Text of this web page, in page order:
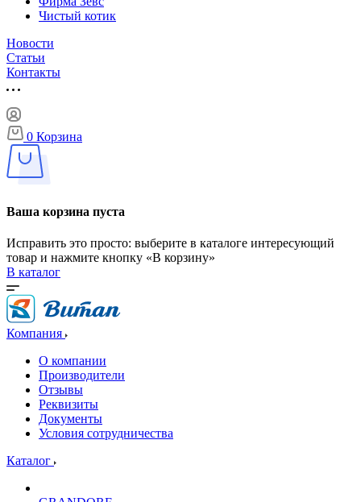
Чистый котик
Новости
Статьи
Контакты
0 Корзина
Ваша корзина пуста
Исправить это просто: выберите в каталоге интересующий
товар и нажмите кнопку «В корзину»
В каталог
Компания
О компании
Производители
Отзывы
Реквизиты
Документы
Условия сотрудничества
Каталог